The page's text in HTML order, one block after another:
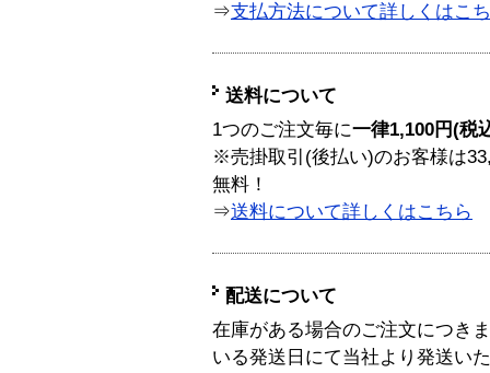
⇒支払方法について詳しくはこ
送料について
1つのご注文毎に一律1,100円(税
※売掛取引(後払い)のお客様は
無料！
⇒送料について詳しくはこちら
配送について
在庫がある場合のご注文につき
いる発送日にて当社より発送い